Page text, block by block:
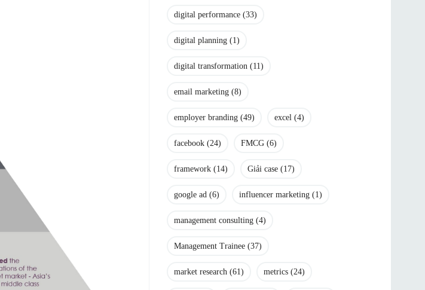
digital performance (33)
digital planning (1)
digital transformation (11)
email marketing (8)
employer branding (49) excel (4)
facebook (24) FMCG (6)
framework (14) Giải case (17)
google ad (6) influencer marketing (1)
management consulting (4)
Management Trainee (37)
market research (61) metrics (24)